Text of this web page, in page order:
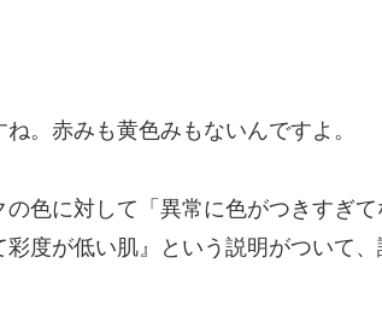
。赤みも黄色みもないんですよ。
の色に対して「異常に色がつきすぎ
度が低い肌』という説明がついて